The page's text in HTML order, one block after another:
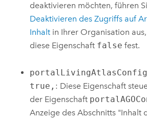
deaktivieren möchten, führen
Deaktivieren des Zugriffs auf
Inhalt in Ihrer Organisation
diese Eigenschaft false fest.
true, : Diese Eigenschaft
der Eigenschaft
Anzeige des Abschnitts "Inhalt